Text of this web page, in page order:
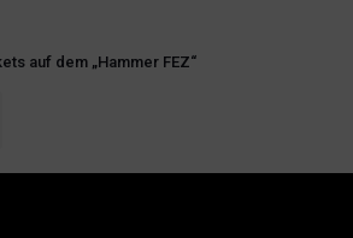
auf dem „Hammer FEZ“